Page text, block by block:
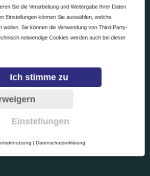
Sie die Verarbeitung und Weitergabe Ihrer Daten
Einstellungen können Sie auswählen, welche
wollen. Sie können die Verwendung von Third-Party-
notwendige Cookies werden auch bei dieser
Ich stimme zu
Einstellungen
| Datenschutzerklärung